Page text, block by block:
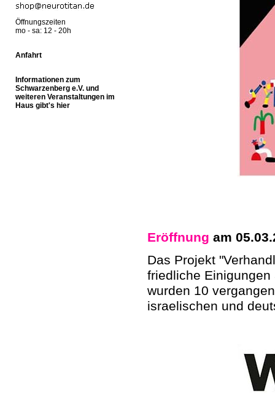
Öffnungszeiten
mo - sa: 12 - 20h
Anfahrt
Informationen zum
Schwarzenberg e.V. und
weiteren Veranstaltungen im
Haus gibt's hier
Eröffnung am
Das Projekt
friedliche
wurden 10
israelischen und